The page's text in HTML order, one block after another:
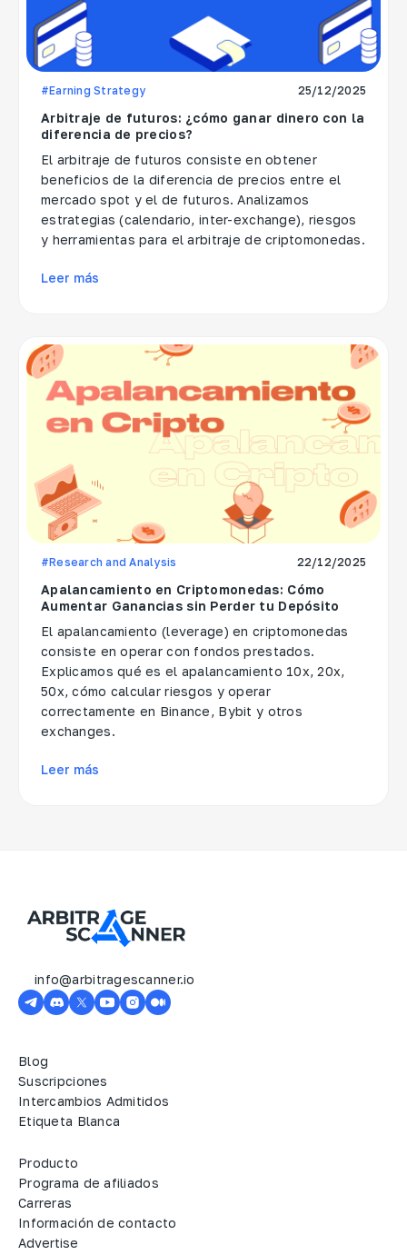
#Earning Strategy 25/12/2025
Arbitraje de futuros: ¿cómo ganar dinero con la
diferencia de precios?
El arbitraje de futuros consiste en obtener
beneficios de la diferencia de precios entre el
mercado spot y el de futuros. Analizamos
estrategias (calendario, inter-exchange), riesgos
y herramientas para el arbitraje de criptomonedas.
Leer más
#Research and Analysis 22/12/2025
Apalancamiento en Criptomonedas: Cómo
Aumentar Ganancias sin Perder tu Depósito
El apalancamiento (leverage) en criptomonedas
consiste en operar con fondos prestados.
Explicamos qué es el apalancamiento 10x, 20x,
50x, cómo calcular riesgos y operar
correctamente en Binance, Bybit y otros
exchanges.
Leer más
info@arbitragescanner.io
Blog
Suscripciones
Intercambios Admitidos
Etiqueta Blanca
Producto
Programa de afiliados
Carreras
Información de contacto
Advertise